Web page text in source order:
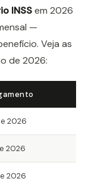
INSSem 2026
—
Veja as
de 2026:
2026
2026
2026